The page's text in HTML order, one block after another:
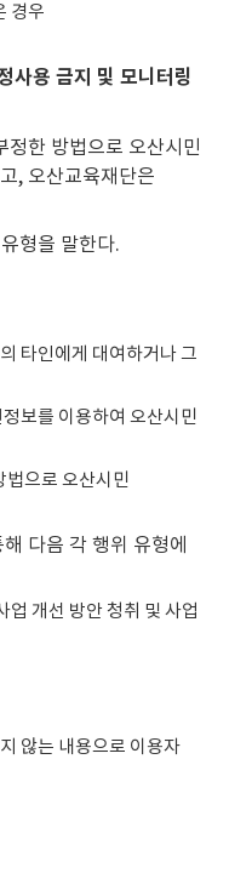
경우
사용 금지 및 모니터링
정한 방법으로 오산시민
, 오산교육재단은
형을 말한다.
타인에게 대여하거나 그
보를 이용하여 오산시민
법으로 오산시민
다음 각 행위 유형에
업 개선 방안 청취 및 사업
않는 내용으로 이용자